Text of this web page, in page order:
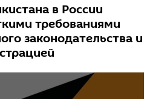
в России
требованиями
законодательства и